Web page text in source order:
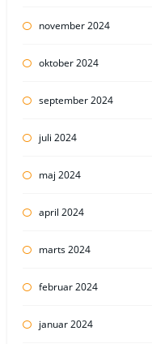
november 2024
oktober 2024
september 2024
juli 2024
maj 2024
april 2024
marts 2024
februar 2024
januar 2024